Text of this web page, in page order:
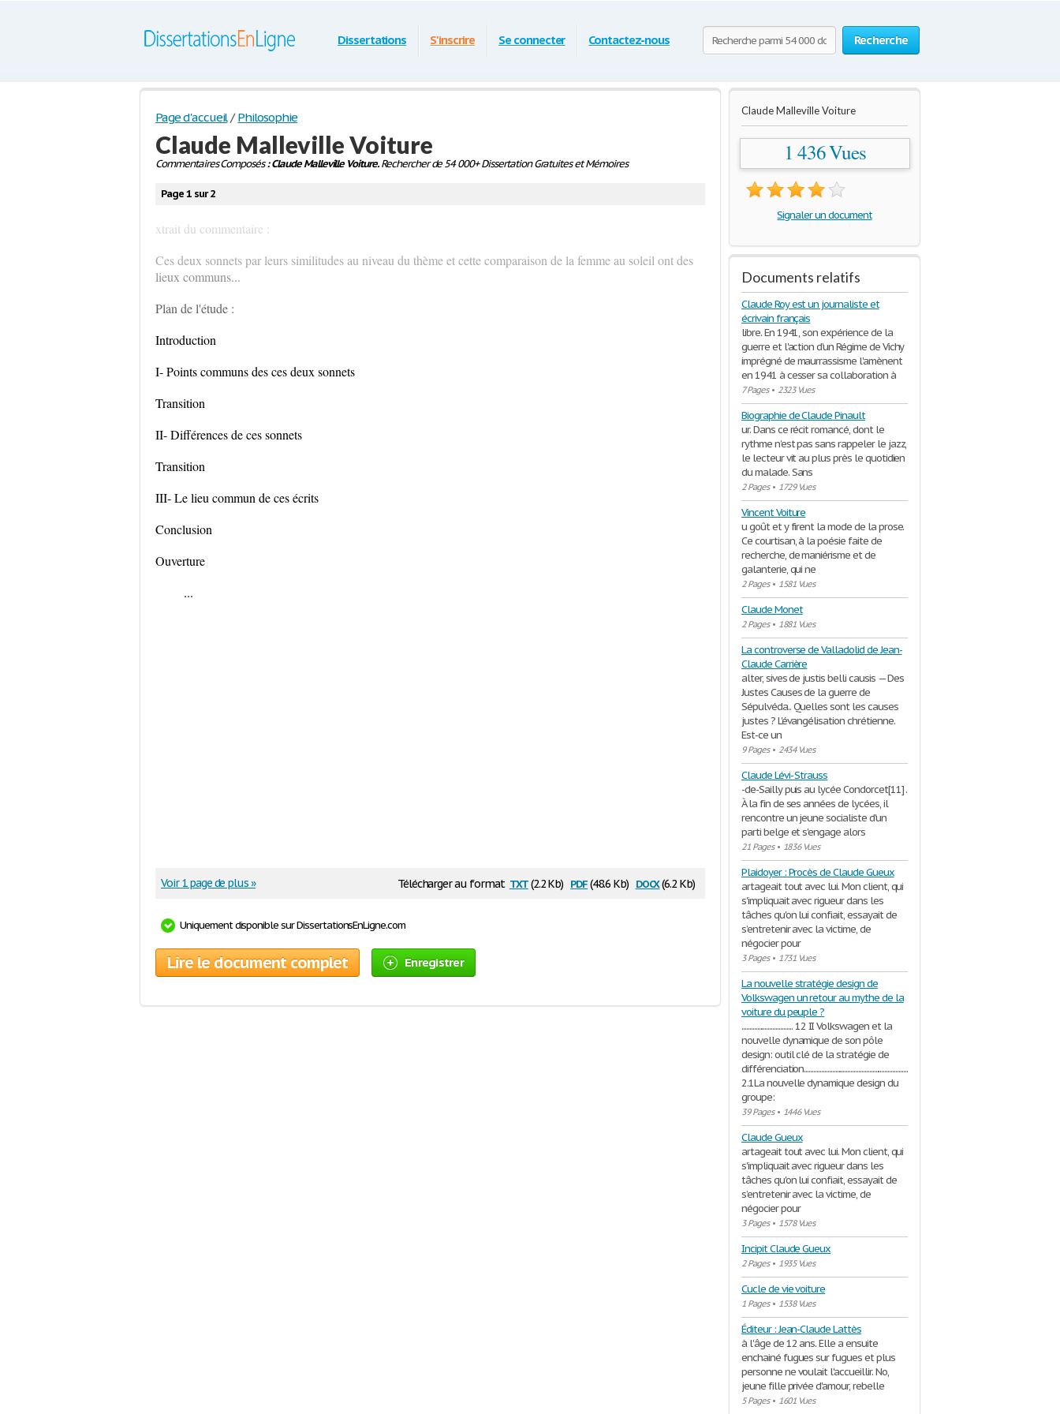
Recherche
Dissertations S'inscrire Se connecter Contactez-nous
Page d'accueil / Philosophie
Claude Malleville Voiture
Commentaires Composés: Claude Malleville Voiture.Rechercher de 54 000+ Dissertation Gratuites et Mémoires
Page 1 sur 2
xtrait du commentaire :
Ces deux sonnets par leurs similitudes au niveau du thème et cette comparaison de la femme au soleil ont des
lieux communs...
Plan de l'étude :
Introduction
I- Points communs des ces deux sonnets
Transition
II- Différences de ces sonnets
Transition
III- Le lieu commun de ces écrits
Conclusion
Ouverture
...
Télécharger au format txt(2.2 Kb) pdf(48.6 Kb) docx(6.2 Kb)
Voir 1 page de plus »
Uniquement disponible sur DissertationsEnLigne.com
Lire le document complet Enregistrer
Claude Malleville Voiture
1 436 Vues
Signaler un document
Documents relatifs
Claude Roy est un journaliste et
écrivain français
libre. En 1941, son expérience de la
guerre et l'action d’un Régime de Vichy
imprégné de maurrassisme l'amènent
en 1941 à cesser sa collaboration à
7 Pages• 2323 Vues
Biographie de Claude Pinault
ur. Dans ce récit romancé, dont le
rythme n’est pas sans rappeler le jazz,
le lecteur vit au plus près le quotidien
du malade. Sans
2 Pages• 1729 Vues
Vincent Voiture
u goût et y firent la mode de la prose.
Ce courtisan, à la poésie faite de
recherche, de maniérisme et de
galanterie, qui ne
2 Pages• 1581 Vues
Claude Monet
2 Pages• 1881 Vues
La controverse de Valladolid de Jean-
Claude Carrière
alter, sives de justis belli causis — Des
Justes Causes de la guerre de
Sépulvéda.. Quelles sont les causes
justes ? L'évangélisation chrétienne.
Est-ce un
9 Pages• 2434 Vues
Claude Lévi- Strauss
-de-Sailly puis au lycée Condorcet[11] .
À la fin de ses années de lycées, il
rencontre un jeune socialiste d'un
parti belge et s'engage alors
21 Pages• 1836 Vues
Plaidoyer : Procès de Claude Gueux
artageait tout avec lui. Mon client, qui
s'impliquait avec rigueur dans les
tâches qu'on lui confiait, essayait de
s’entretenir avec la victime, de
négocier pour
3 Pages• 1731 Vues
La nouvelle stratégie design de
Volkswagen un retour au mythe de la
voiture du peuple ?
................................. 12 II Volkswagen et la
nouvelle dynamique de son pôle
design: outil clé de la stratégie de
différenciation.......................................................................................................................15
2.1La nouvelle dynamique design du
groupe:
39 Pages• 1446 Vues
Claude Gueux
artageait tout avec lui. Mon client, qui
s'impliquait avec rigueur dans les
tâches qu'on lui confiait, essayait de
s’entretenir avec la victime, de
négocier pour
3 Pages• 1578 Vues
Incipit Claude Gueux
2 Pages• 1935 Vues
Cucle de vie voiture
1 Pages• 1538 Vues
Éditeur : Jean-Claude Lattès
à l'âge de 12 ans. Elle a ensuite
enchainé fugues sur fugues et plus
personne ne voulait l'accueillir. No,
jeune fille privée d'amour, rebelle
5 Pages• 1601 Vues